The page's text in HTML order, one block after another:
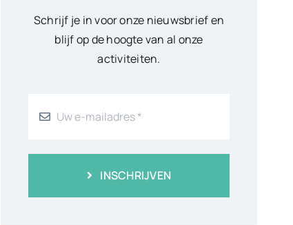
Schrijf je in voor onze nieuwsbrief en
blijf op de hoogte van al onze
activiteiten.
INSCHRIJVEN